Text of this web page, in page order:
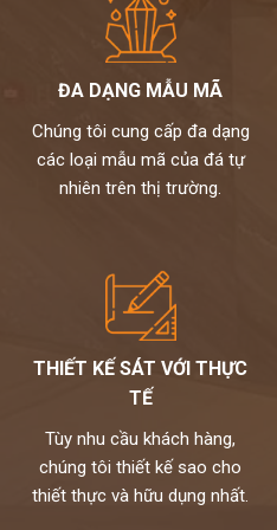
ĐA DẠNG MẪU MÃ
Chúng tôi cung cấp đa dạng
các loại mẫu mã của đá tự
nhiên trên thị trường.
THIẾT KẾ SÁT VỚI THỰC
TẾ
Tùy nhu cầu khách hàng,
chúng tôi thiết kế sao cho
thiết thực và hữu dụng nhất.